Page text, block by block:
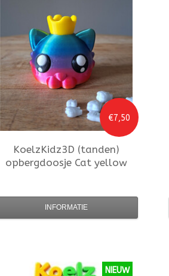
€7,50
KoelzKidz3D (tanden)
opbergdoosje Cat yellow
INFORMATIE
NIEUW